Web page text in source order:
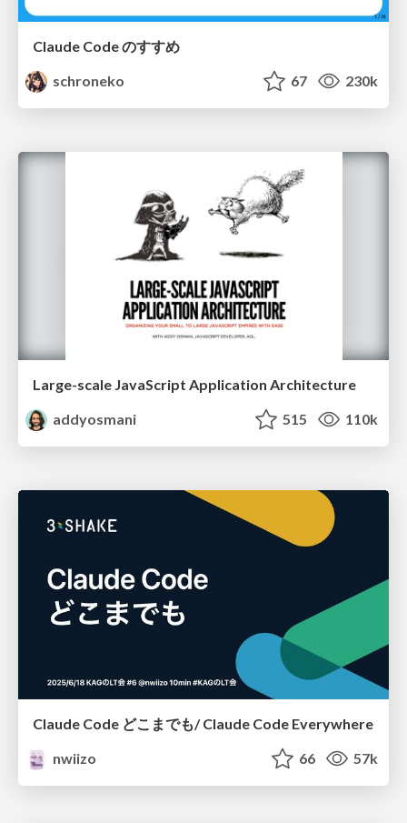
Claude Code のすすめ
schroneko
67 230k
Large-scale JavaScript Application Architecture
addyosmani
515 110k
Claude Code どこまでも/ Claude Code Everywhere
nwiizo
66 57k